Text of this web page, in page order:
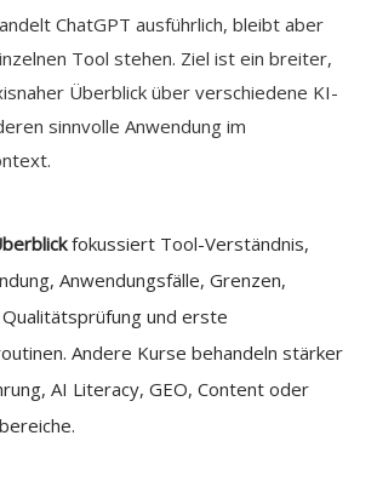
ChatGPT ausführlich, bleibt aber
Tool stehen. Ziel ist ein breiter,
Überblick über verschiedene KI-
sinnvolle Anwendung im
fokussiert Tool-Verständnis,
Anwendungsfälle, Grenzen,
und erste
Andere Kurse behandeln stärker
AI Literacy, GEO, Content oder